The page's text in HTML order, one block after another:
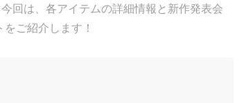
回は、各アイテムの詳細情報と新作発表会
ご紹介します！